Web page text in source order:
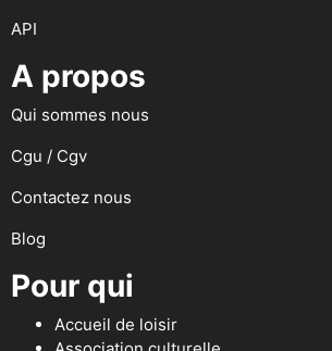
API
A propos
Qui sommes nous
Cgu / Cgv
Contactez nous
Blog
Pour qui
Accueil de loisir